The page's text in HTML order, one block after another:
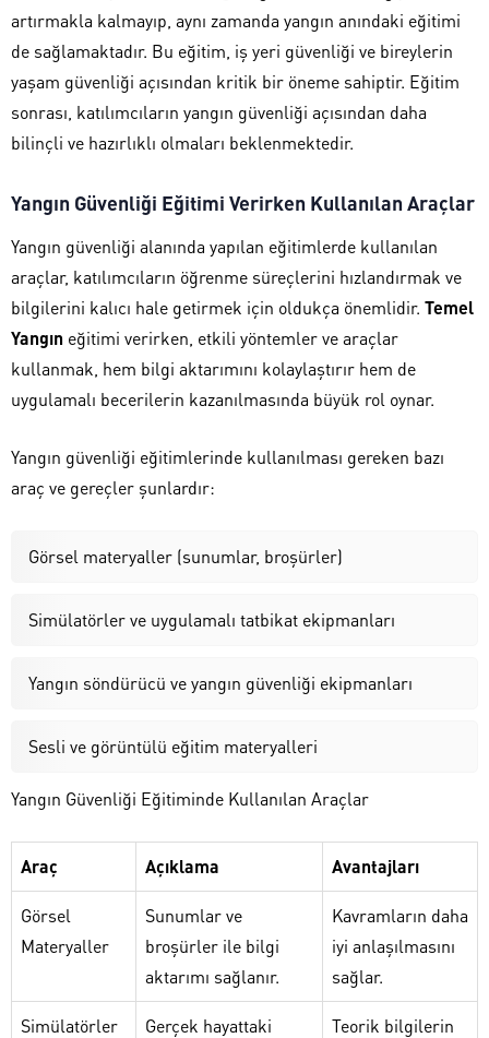
artırmakla kalmayıp, aynı zamanda yangın anındaki eğitimi
de sağlamaktadır. Bu eğitim, iş yeri güvenliği ve bireylerin
yaşam güvenliği açısından kritik bir öneme sahiptir. Eğitim
sonrası, katılımcıların yangın güvenliği açısından daha
bilinçli ve hazırlıklı olmaları beklenmektedir.
Yangın Güvenliği Eğitimi Verirken Kullanılan Araçlar
Yangın güvenliği alanında yapılan eğitimlerde kullanılan
araçlar, katılımcıların öğrenme süreçlerini hızlandırmak ve
bilgilerini kalıcı hale getirmek için oldukça önemlidir. Temel
Yangın eğitimi verirken, etkili yöntemler ve araçlar
kullanmak, hem bilgi aktarımını kolaylaştırır hem de
uygulamalı becerilerin kazanılmasında büyük rol oynar.
Yangın güvenliği eğitimlerinde kullanılması gereken bazı
araç ve gereçler şunlardır:
Görsel materyaller (sunumlar, broşürler)
Simülatörler ve uygulamalı tatbikat ekipmanları
Yangın söndürücü ve yangın güvenliği ekipmanları
Sesli ve görüntülü eğitim materyalleri
Yangın Güvenliği Eğitiminde Kullanılan Araçlar
Araç Açıklama Avantajları
Görsel
Materyaller
Sunumlar ve
broşürler ile bilgi
aktarımı sağlanır.
Kavramların daha
iyi anlaşılmasını
sağlar.
Simülatörler
Gerçek hayattaki
Teorik bilgilerin